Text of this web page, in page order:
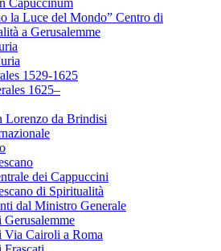
Capuccinum
la Luce del Mondo” Centro di
a Gerusalemme
1529-1625
1625–
Lorenzo da Brindisi
dei Cappuccini
di Spiritualità
dal Ministro Generale
Gerusalemme
Via Cairoli a Roma